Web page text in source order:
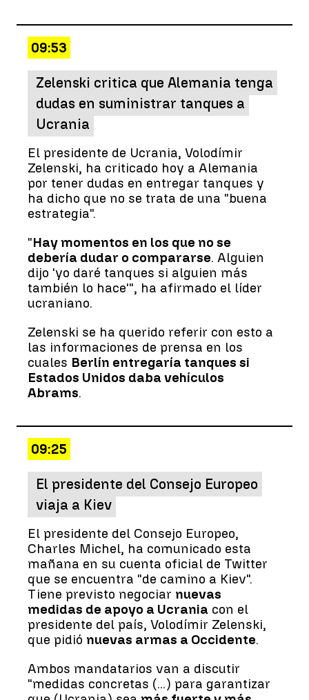
09:53
Zelenski critica que Alemania tenga
dudas en suministrar tanques a
Ucrania
El presidente de Ucrania, Volodímir
Zelenski, ha criticado hoy a Alemania
por tener dudas en entregar tanques y
ha dicho que no se trata de una "buena
estrategia".
"Hay momentos en los que no se
debería dudar o compararse. Alguien
dijo 'yo daré tanques si alguien más
también lo hace'", ha afirmado el líder
ucraniano.
Zelenski se ha querido referir con esto a
las informaciones de prensa en los
cuales Berlín entregaría tanques si
Estados Unidos daba vehículos
Abrams.
09:25
El presidente del Consejo Europeo
viaja a Kiev
El presidente del Consejo Europeo,
Charles Michel, ha comunicado esta
mañana en su cuenta oficial de Twitter
que se encuentra "de camino a Kiev".
Tiene previsto negociar nuevas
medidas de apoyo a Ucrania con el
presidente del país, Volodímir Zelenski,
que pidió nuevas armas a Occidente.
Ambos mandatarios van a discutir
"medidas concretas (...) para garantizar